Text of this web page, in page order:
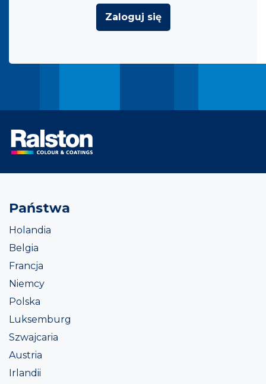
Zaloguj się
Państwa
Holandia
Belgia
Francja
Niemcy
Polska
Luksemburg
Szwajcaria
Austria
Irlandii